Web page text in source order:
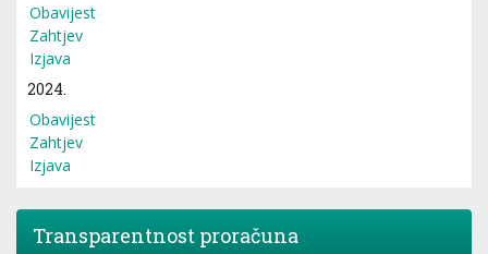
Obavijest
Zahtjev
Izjava
2024.
Obavijest
Zahtjev
Izjava
Transparentnost proračuna